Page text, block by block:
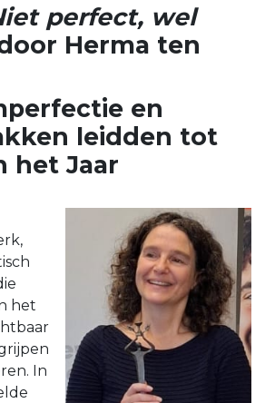
perfect, wel
Herma ten
en
leidden tot
het Jaar
het
In